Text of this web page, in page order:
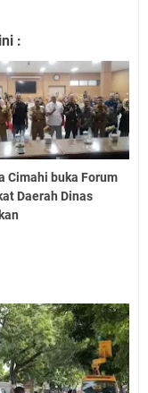
:
Cimahi buka Forum
Daerah Dinas